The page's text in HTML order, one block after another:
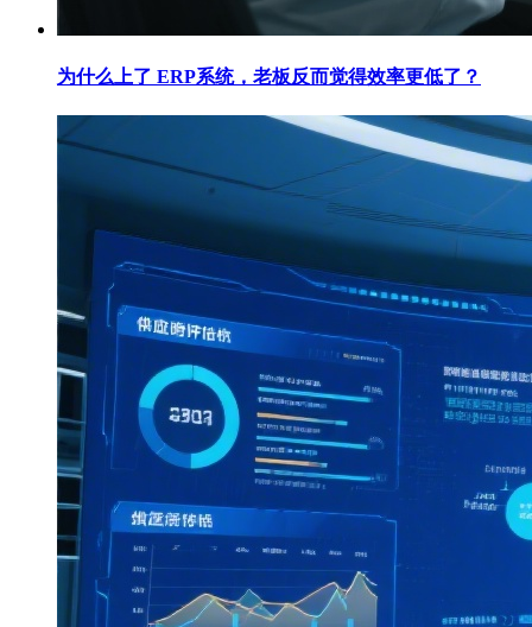
为什么上了 ERP系统，老板反而觉得效率更低了？